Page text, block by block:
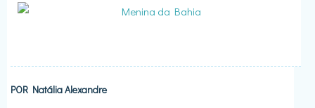
POR Natália Alexandre